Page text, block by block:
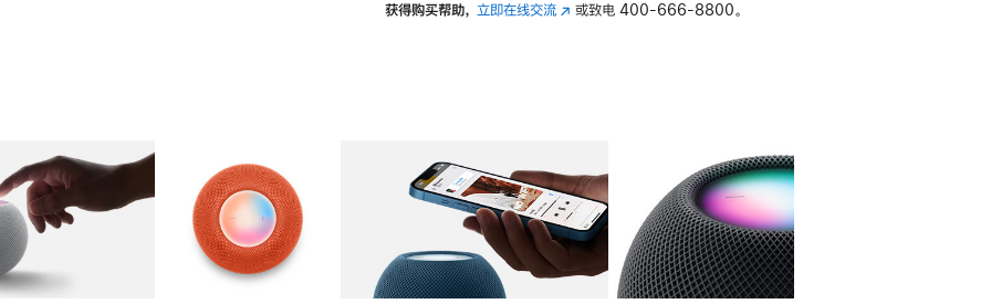
获得购买帮助， 立即在线交流(在 或致电 400-666-8800。
图库 图像 图库 图像 图库 图像 4 图库 图像 5